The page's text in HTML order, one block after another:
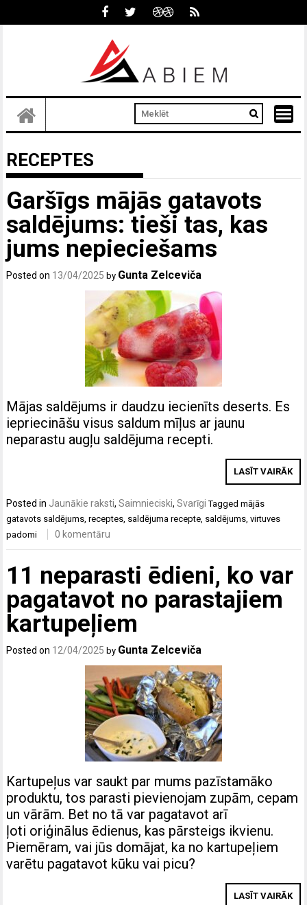
RECEPTES
Garšīgs mājās gatavots
saldējums: tieši tas, kas
jums nepieciešams
Posted on 13/04/2025 by Gunta Zelceviča
Mājas saldējums ir daudzu iecienīts deserts. Es
iepriecināšu visus saldum mīļus ar jaunu
neparastu augļu saldējuma recepti.
LASĪT VAIRĀK
Posted in Jaunākie raksti,Saimnieciski,Svarīgi Taggedmājās
gatavots saldējums,receptes, saldējuma recepte, saldējums,virtuves
padomi
0 komentāru
11 neparasti ēdieni, ko var
pagatavot no parastajiem
kartupeļiem
Posted on 12/04/2025 by Gunta Zelceviča
Kartupeļus var saukt par mums pazīstamāko
produktu, tos parasti pievienojam zupām, cepam
un vārām. Bet no tā var pagatavot arī
ļoti oriģinālus ēdienus, kas pārsteigs ikvienu.
Piemēram, vai jūs domājat, ka no kartupeļiem
varētu pagatavot kūku vai picu?
LASĪT VAIRĀK